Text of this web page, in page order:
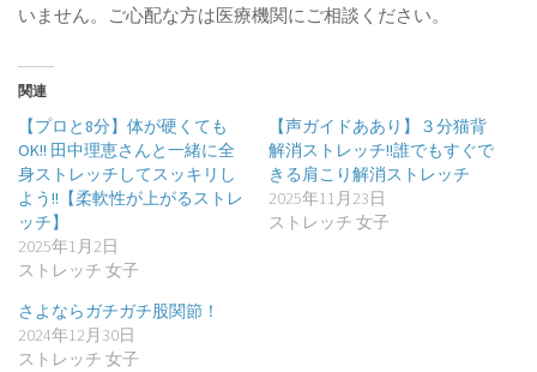
いません。ご心配な方は医療機関にご相談ください。
関連
【プロと8分】体が硬くても
OK!! 田中理恵さんと一緒に全
身ストレッチしてスッキリし
よう!!【柔軟性が上がるストレ
ッチ】
2025年1月2日
ストレッチ 女子
【声ガイドああり】３分猫背
解消ストレッチ!!誰でもすぐで
きる肩こり解消ストレッチ
2025年11月23日
ストレッチ 女子
さよならガチガチ股関節！
2024年12月30日
ストレッチ 女子